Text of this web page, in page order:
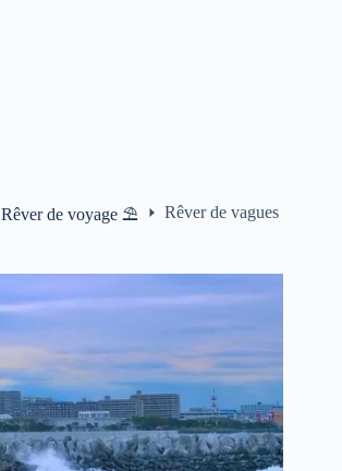
Rêver de voyage ⛱️ Rêver de vagues